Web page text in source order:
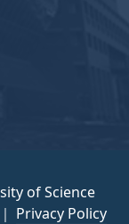
of Science
Privacy Policy